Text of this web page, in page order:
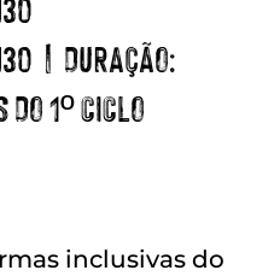
| DURAÇÃO:
1º CICLO
inclusivas do